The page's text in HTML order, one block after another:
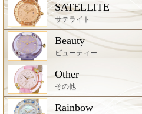
SATELLITE
サテライト
Beauty
ビューティー
Other
その他
Rainbow